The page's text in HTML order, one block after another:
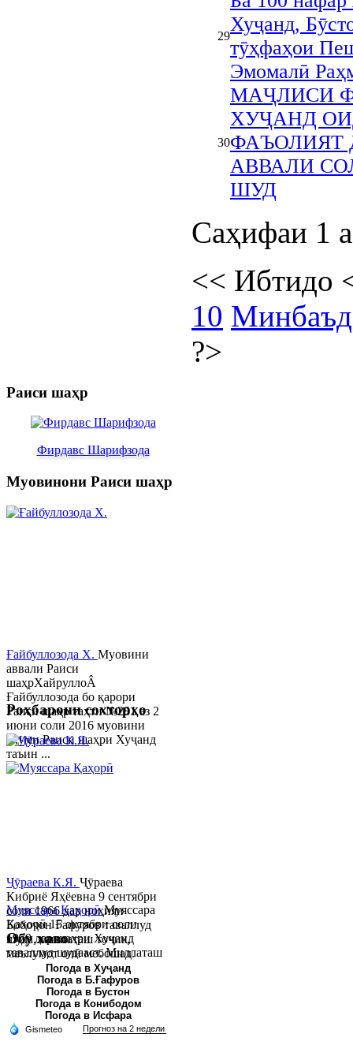
29
Хуҷанд,
тӯҳфаҳои
Эмомалӣ
30
МАҶЛИСИ
ХУҶАНД
ФАЪОЛИЯТ
АВВАЛИ
ШУД
Саҳифаи 1
<< Ибтидо
10
?>
Раиси шаҳр
Фирдавс Шарифзода
Муовинони Раиси шаҳр
Ғайбуллозода Х. Муовини
аввали Раиси
шаҳрХайруллоÂ
Ғайбуллозода бо қарори
Раиси шаҳр таҳти №281 аз 2
июни соли 2016 муовини
якуми Раиси шаҳри Хуҷанд
таъин ...
Муяссара ҚаҳорӣМуяссара
Қаҳорӣ 15 октябри соли
1979 дар шаҳри Хуҷанд
таваллуд шудааст. Миллаташ
тоҷик. Маълумот олӣ. Соли
2002 Донишгоҳи давлатии
Хуҷанд ба...
Роҳбарони сохторҳо
Ҷӯраева К.Я. Ҷӯраева
Кибриё Яҳёевна 9 сентябри
соли 1966 дар ноҳияи
Бобоҷон Ғафуров таваллуд
шуда, миллаташ тоҷик,
маълумот олӣ мебошад.
Соли 1997 Донишг...
Обу хаво
Погода в Хуҷанд
Погода в Б.Ғафуров
Погода в Бустон
Погода в Конибодом
Погода в Исфара